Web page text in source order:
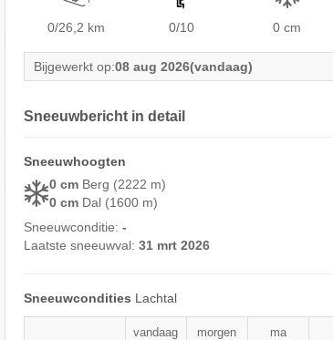
0/26,2 km 0/10 0 cm
Bijgewerkt op:08 aug 2026(vandaag)
Sneeuwbericht in detail
Sneeuwhoogten
0 cm Berg (2222 m)
0 cm Dal (1600 m)
Sneeuwconditie: -
Laatste sneeuwval: 31 mrt 2026
Sneeuwcondities Lachtal
vandaag
morgen
ma